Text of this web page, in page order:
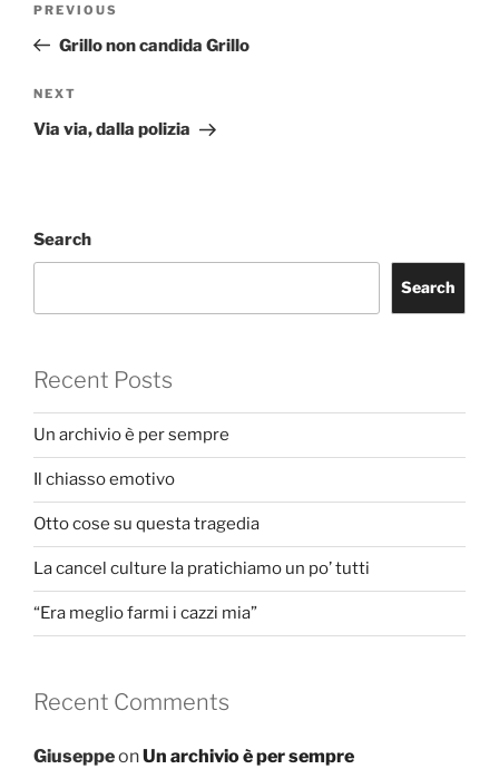
Previous
Post
PREVIOUS
Grillo non candida Grillo
Next
Post
NEXT
Via via, dalla polizia
Search
Search
Recent Posts
Un archivio è per sempre
Il chiasso emotivo
Otto cose su questa tragedia
La cancel culture la pratichiamo un po’ tutti
“Era meglio farmi i cazzi mia”
Recent Comments
GiuseppeonUn archivio è per sempre